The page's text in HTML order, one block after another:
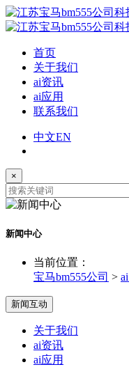
首页
关于我们
ai资讯
ai应用
联系我们
中文EN
×
新闻中心
当前位置：
宝马bm555公司 >
新闻互动
关于我们
ai资讯
ai应用